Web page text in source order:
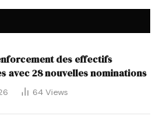
des effectifs
avec 28 nouvelles nominations
64 Views